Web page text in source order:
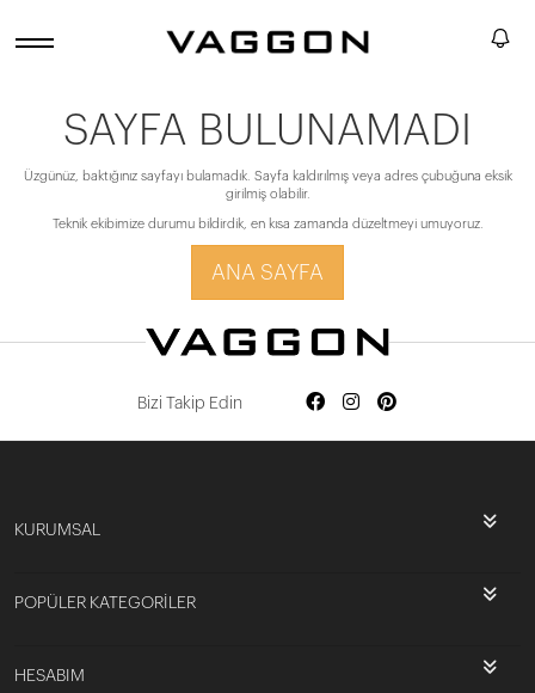
SAYFA BULUNAMADI
Üzgünüz, baktığınız sayfayı bulamadık. Sayfa kaldırılmış veya adres çubuğuna eksik
girilmiş olabilir.
Teknik ekibimize durumu bildirdik, en kısa zamanda düzeltmeyi umuyoruz.
ANA SAYFA
Bizi Takip Edin
KURUMSAL
POPÜLER KATEGORİLER
HESABIM